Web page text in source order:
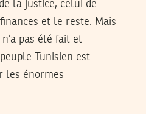
la justice, celui de
et le reste. Mais
pas été fait et
Tunisien est
les énormes